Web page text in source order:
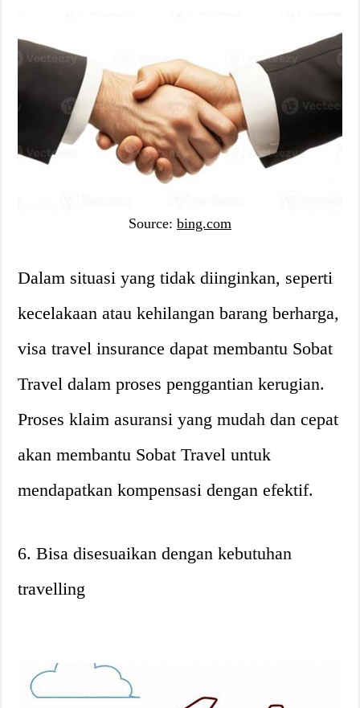
Source: bing.com
Dalam situasi yang tidak diinginkan, seperti
kecelakaan atau kehilangan barang berharga,
visa travel insurance dapat membantu Sobat
Travel dalam proses penggantian kerugian.
Proses klaim asuransi yang mudah dan cepat
akan membantu Sobat Travel untuk
mendapatkan kompensasi dengan efektif.
6. Bisa disesuaikan dengan kebutuhan
travelling